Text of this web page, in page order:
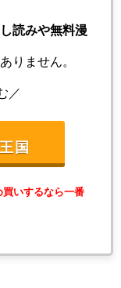
読みや無料漫
りません。
／
国
いするなら一番